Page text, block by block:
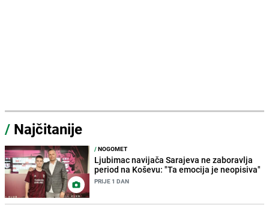
/ Najčitanije
/NOGOMET
Ljubimac navijača Sarajeva ne zaboravlja
period na Koševu: "Ta emocija je neopisiva"
PRIJE 1 DAN